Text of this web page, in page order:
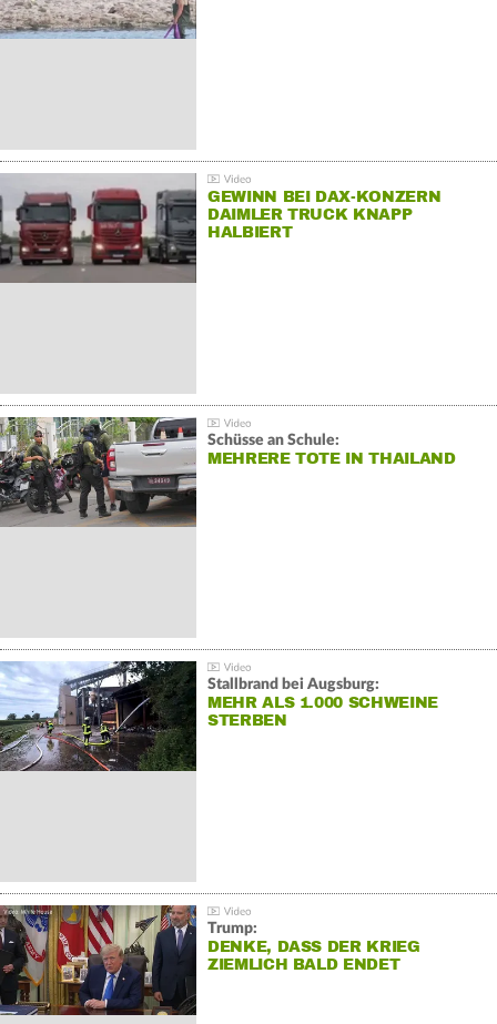
GEWINN BEI DAX-KONZERN
DAIMLER TRUCK KNAPP
HALBIERT
Schüsse an Schule:
MEHRERE TOTE IN THAILAND
Stallbrand bei Augsburg:
MEHR ALS 1.000 SCHWEINE
STERBEN
Trump:
DENKE, DASS DER KRIEG
ZIEMLICH BALD ENDET